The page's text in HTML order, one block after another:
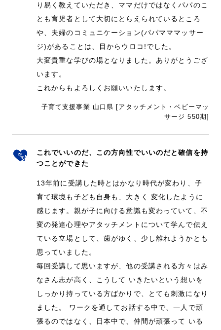
り易く教えていただき、ママだけではなくパパのこ
とも育児者として大切にとらえられているところ
や、夫婦のコミュニケーション(パパマママッサー
ジ)があることは、目からウロコ!でした。
大変貴重な学びの場となりました。ありがとうござ
います。
これからもよろしくお願いいたします。
子育て支援事業 山口県 [アタッチメント・ベビーマッ
サージ 550期]
これでいいのだ、この方向性でいいのだと確信を持
つことができた
13年前に受講した時とはかなり時代が変わり、子
育て環境も子ども自身も、大きく 変化したように
感じます。親が子に向ける意識も変わっていて、不
変の発達心理やアタッチメントについて学んで伝え
ている立場として、歯がゆく、少し離れようかとも
思っていました。
毎回受講して思いますが、他の受講される方々はみ
なさん志が高く、こうして いきたいという想いを
しっかり持っている方ばかりで、とても刺激になり
ました。 ワークを通してお話する中で、一人で頑
張るのではなく、日本中で、仲間が頑張って いる